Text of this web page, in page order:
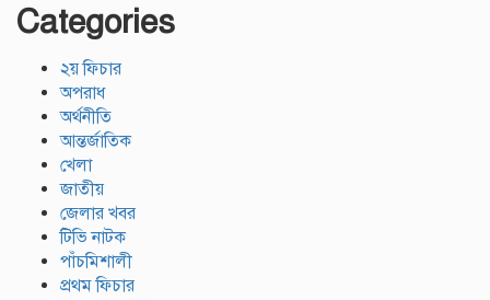
Categories
২য় ফিচার
অপরাধ
অর্থনীতি
আন্তর্জাতিক
খেলা
জাতীয়
জেলার খবর
টিভি নাটক
পাঁচমিশালী
প্রথম ফিচার